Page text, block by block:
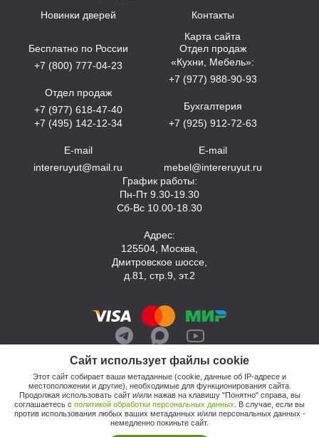
Сайт использует файлы cookie
Этот сайт собирает ваши метаданные (cookie, данные об IP-адресе и
местоположении и другие), необходимые для функционирования сайта.
Продолжая использовать сайт и/или нажав на клавишу "Понятно" справа, вы
соглашаетесь с политикой обработки персональных данных . В случае, если вы
против использования любых ваших метаданных и/или персональных данных -
немедленно покиньте сайт.
Новинки дверей
Контакты
Карта сайта
Бесплатно по России
+7 (800) 777-04-23
Отдел продаж
+7 (977) 618-47-40
+7 (495) 142-12-34
E-mail
intereruyut@mail.ru
Отдел продаж
«Кухни, Мебель»:
+7 (977) 988-90-93
Бухгалтерия
+7 (925) 912-72-63
E-mail
mebel@intereruyut.ru
График работы:
Пн-Пт 9.30-19.30
Сб-Вс 10.00-18.30
Адрес:
125504, Москва,
Дмитровское шоссе,
д.81, стр.9, эт.2
© 2026, Компания «Интерьер Уют»
Политика обработки персональных данных